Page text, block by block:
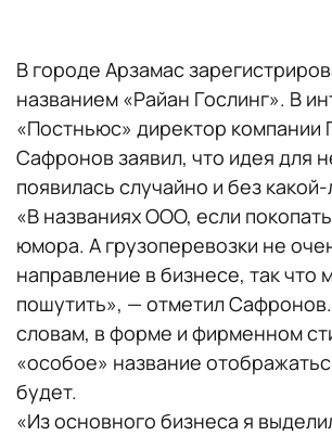
В городе Арзамас
названием «Райан Гослинг». В
«Постньюс» директор компании
Сафронов заявил, что идея для
появилась случайно и без
«В названиях ООО, если
юмора. А грузоперевозки не
направление в бизнесе, так что
пошутить», — отметил
словам, в форме и фирменном
«особое» название
будет.
«Из основного бизнеса я